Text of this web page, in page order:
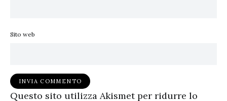
Sito web
Questo sito utilizza Akismet per ridurre lo